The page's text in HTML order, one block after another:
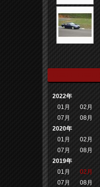
2022年
01月
02月
07月
08月
2020年
01月
02月
07月
08月
2019年
01月
02月
07月
08月